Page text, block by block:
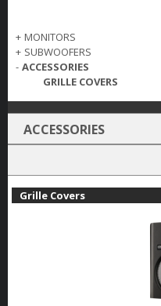
+ MONITORS
+ SUBWOOFERS
- ACCESSORIES
GRILLE COVERS
ACCESSORIES
Grille Covers